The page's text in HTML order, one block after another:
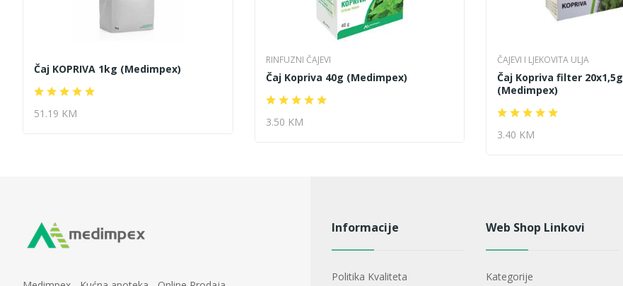
Čaj KOPRIVA 1kg (Medimpex)
51.19 KM
RINFUZNI ČAJEVI
Čaj Kopriva 40g (Medimpex)
3.50 KM
ČAJEVI I LJEKOVITA ULJA
Čaj Kopriva filter 20x1,5g
(Medimpex)
3.40 KM
Informacije
Politika Kvaliteta
Web Shop Linkovi
Kategorije